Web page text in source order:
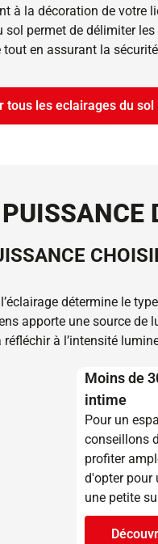
à la décoration de votre
sol permet de délimiter les
tout en assurant la
tous les eclairages du sol
détermine le
apporte une source de
à l’intensité
Moins de
intime
Pour un
conseillons
profiter
d'opter pour
une petite